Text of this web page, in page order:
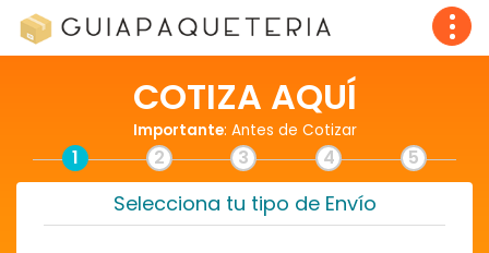
COTIZA AQUÍ
Importante: Antes de Cotizar
1 2 3 4 5
Selecciona tu tipo de Envío